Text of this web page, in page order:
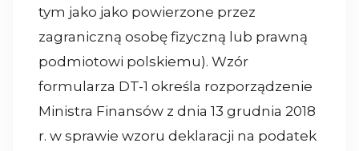
tym jako jako powierzone przez
zagraniczną osobę fizyczną lub prawną
podmiotowi polskiemu). Wzór
formularza DT-1 określa rozporządzenie
Ministra Finansów z dnia 13 grudnia 2018
r. w sprawie wzoru deklaracji na podatek